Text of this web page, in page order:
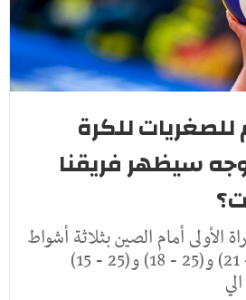
للصغريات للكرة
سيظهر فريقنا
الأولى أمام الصين بثلاثة أشواط
لصفر تفاصيلها (25 - 21) و(25 - 18) و(25 - 15)